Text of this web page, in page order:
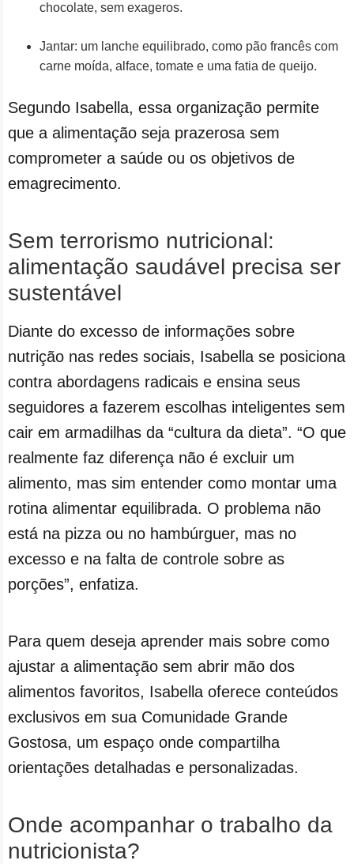
chocolate, sem exageros.
Jantar: um lanche equilibrado, como pão francês com
carne moída, alface, tomate e uma fatia de queijo.
Segundo Isabella, essa organização permite
que a alimentação seja prazerosa sem
comprometer a saúde ou os objetivos de
emagrecimento.
Sem terrorismo nutricional:
alimentação saudável precisa ser
sustentável
Diante do excesso de informações sobre
nutrição nas redes sociais, Isabella se posiciona
contra abordagens radicais e ensina seus
seguidores a fazerem escolhas inteligentes sem
cair em armadilhas da “cultura da dieta”. “O que
realmente faz diferença não é excluir um
alimento, mas sim entender como montar uma
rotina alimentar equilibrada. O problema não
está na pizza ou no hambúrguer, mas no
excesso e na falta de controle sobre as
porções”, enfatiza.
Para quem deseja aprender mais sobre como
ajustar a alimentação sem abrir mão dos
alimentos favoritos, Isabella oferece conteúdos
exclusivos em sua Comunidade Grande
Gostosa, um espaço onde compartilha
orientações detalhadas e personalizadas.
Onde acompanhar o trabalho da
nutricionista?